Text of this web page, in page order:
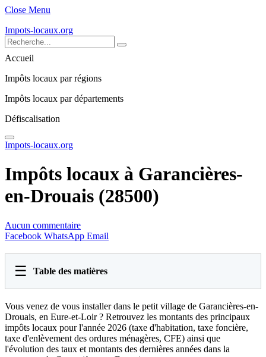
Close Menu
Impots-locaux.org
Accueil
Impôts locaux par régions
Impôts locaux par départements
Défiscalisation
Impots-locaux.org
Impôts locaux à Garancières-
en-Drouais (28500)
Aucun commentaire
Facebook WhatsApp Email
☰ Table des matières
Vous venez de vous installer dans le petit village de Garancières-en-
Drouais, en Eure-et-Loir ? Retrouvez les montants des principaux
impôts locaux pour l'année 2026 (taxe d'habitation, taxe foncière,
taxe d'enlèvement des ordures ménagères, CFE) ainsi que
l'évolution des taux et montants des dernières années dans la